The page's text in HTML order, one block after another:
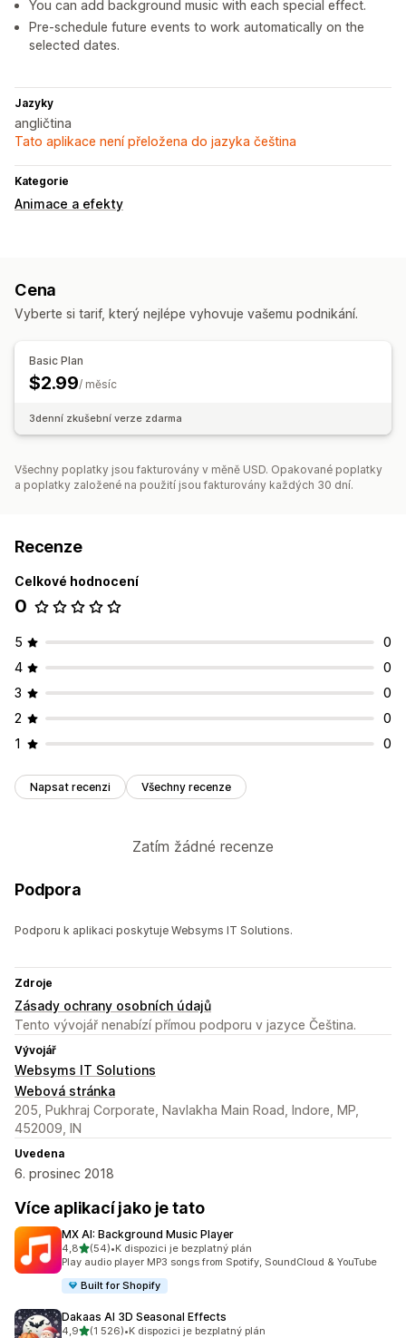
You can add background music with each special effect.
Pre-schedule future events to work automatically on the
selected dates.
Jazyky
angličtina
Tato aplikace není přeložena do jazyka čeština
Kategorie
Animace a efekty
Cena
Vyberte si tarif, který nejlépe vyhovuje vašemu podnikání.
Basic Plan
$2.99/ měsíc
3denní zkušební verze zdarma
Všechny poplatky jsou fakturovány v měně USD. Opakované poplatky
a poplatky založené na použití jsou fakturovány každých 30 dní.
Recenze
Celkové hodnocení
0
5
0
4
0
3
0
2
0
1
0
Napsat recenzi Všechny recenze
Zatím žádné recenze
Podpora
Podporu k aplikaci poskytuje Websyms IT Solutions.
Zdroje
Zásady ochrany osobních údajů
Tento vývojář nenabízí přímou podporu v jazyce Čeština.
Vývojář
Websyms IT Solutions
Webová stránka
205, Pukhraj Corporate, Navlakha Main Road, Indore, MP,
452009, IN
Uvedena
6. prosinec 2018
Více aplikací jako je tato
MX AI: Background Music Player
4,8z 5 hvězd
(54)
Celkový počet recenzí: 54
•K dispozici je bezplatný plán
Play audio player MP3 songs from Spotify, SoundCloud & YouTube
Built for Shopify
Dakaas AI 3D Seasonal Effects
4,9z 5 hvězd
(1 526)•K dispozici je bezplatný plán